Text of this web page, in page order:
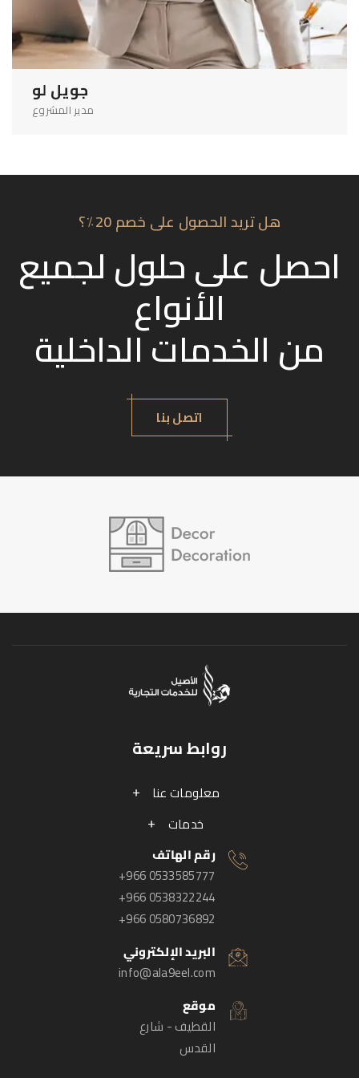
جويل لو
مدير المشروع
هل تريد الحصول على خصم 20٪؟
احصل على حلول لجميع
الأنواع
من الخدمات الداخلية
اتصل بنا
روابط سريعة
معلومات عنا
خدمات
رقم الهاتف
+966 0533585777
+966 0538322244
+966 0580736892
البريد الإلكتروني
info@ala9eel.com
موقع
القطيف - شارع
القدس